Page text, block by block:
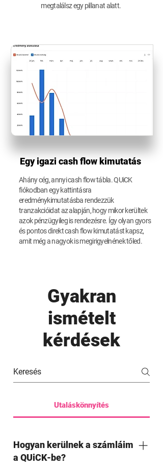
megtalálsz egy pillanat alatt.
Egy igazi cash flow kimutatás
Ahány cég, annyi cash flow tábla. QUiCK
fiókodban egy kattintásra
eredménykimutatásba rendezzük
tranzakcióidat az alapján, hogy mikor kerültek
azok pénzügyileg is rendezésre. Így olyan gyors
és pontos direkt cash flow kimutatást kapsz,
amit még a nagyok is megirigyelnének tőled.
Gyakran
ismételt
kérdések
Utaláskönnyítés
Hogyan kerülnek a számláim
a QUiCK-be?